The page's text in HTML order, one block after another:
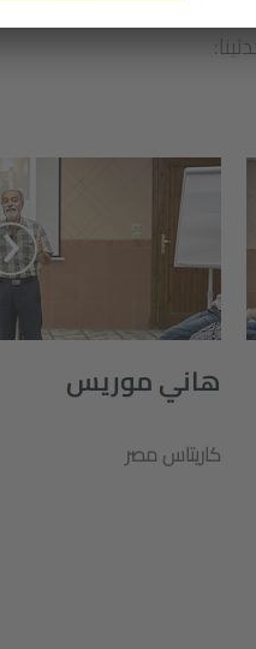
هاني موريس
كاريتاس مصر